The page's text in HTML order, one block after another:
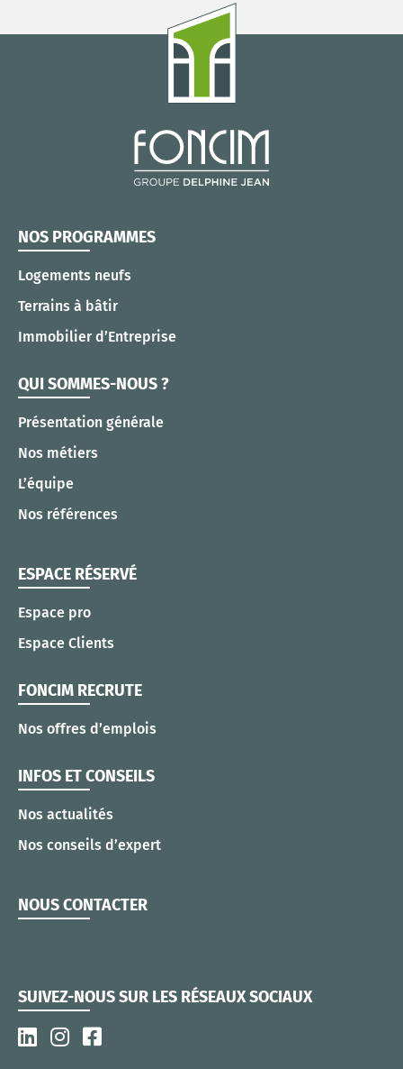
NOS PROGRAMMES
Logements neufs
Terrains à bâtir
Immobilier d’Entreprise
QUI SOMMES-NOUS ?
Présentation générale
Nos métiers
L’équipe
Nos références
ESPACE RÉSERVÉ
Espace pro
Espace Clients
FONCIM RECRUTE
Nos offres d’emplois
INFOS ET CONSEILS
Nos actualités
Nos conseils d’expert
NOUS CONTACTER
SUIVEZ-NOUS SUR LES RÉSEAUX SOCIAUX